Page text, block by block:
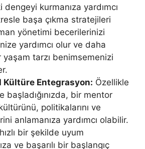
dengeyi kurmanıza yardımcı
başa çıkma stratejileri
yönetimi becerilerinizi
yardımcı olur ve daha
yaşam tarzı benimsemenizi
Kültüre Entegrasyon: Özellikle
başladığınızda, bir mentor
politikalarını ve
anlamanıza yardımcı olabilir.
bir şekilde uyum
ve başarılı bir başlangıç